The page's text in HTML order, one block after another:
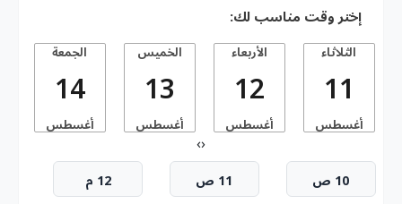
إختر وقت مناسب لك:
الثلاثاء
11
أغسطس
الأربعاء
12
أغسطس
الخميس
13
أغسطس
الجمعة
14
أغسطس
‹
›
10 ص 11 ص 12 م